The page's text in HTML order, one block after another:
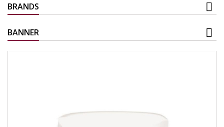
BRANDS
BANNER